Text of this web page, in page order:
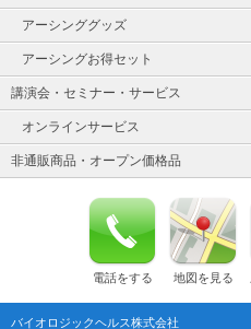
アーシンググッズ
アーシングお得セット
講演会・セミナー・サービス
オンラインサービス
非通販商品・オープン価格品
電話をする 地図を見る
バイオロジックヘルス株式会社